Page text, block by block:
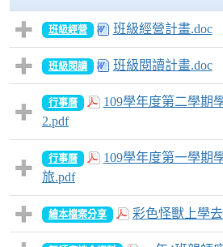
班級經營 班級經營計畫.doc
班級閱讀 班級閱讀計畫.doc
行事曆
109學年度第二學期
2.pdf
行事曆
109學年度第一學期
旅.pdf
繪本檔案分享 彩色怪獸上學